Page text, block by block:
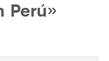
Perú»